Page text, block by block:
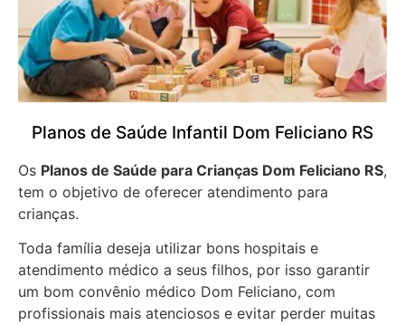
Planos de Saúde Infantil Dom Feliciano RS
Os Planos de Saúde para Crianças Dom Feliciano RS,
tem o objetivo de oferecer atendimento para
crianças.
Toda família deseja utilizar bons hospitais e
atendimento médico a seus filhos, por isso garantir
um bom convênio médico Dom Feliciano, com
profissionais mais atenciosos e evitar perder muitas